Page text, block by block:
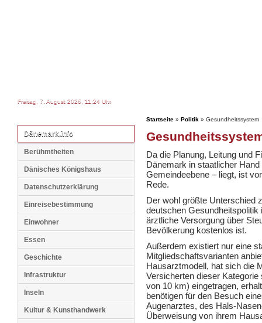
Freitag, 7. August 2026, 11:24 Uhr
Dänemark.info
Berühmtheiten
Dänisches Königshaus
Datenschutzerklärung
Einreisebestimmung
Einwohner
Essen
Geschichte
Infrastruktur
Inseln
Kultur & Kunsthandwerk
Startseite » Politik » Gesundheitssystem
Da die Planung, Leitung und
Dänemark in staatlicher
Gemeindeebene – liegt, ist
Rede.
Der wohl größte Unterschied
deutschen
ärztliche Versorgung über
Bevölkerung kostenlos ist.
Außerdem existiert nur eine
Mitgliedschaftsvarianten
Hausarztmodell, hat sich die
Versicherten dieser
von 10 km) eingetragen,
benötigen für den Besuch
Augenarztes, des Hals-
Überweisung von ihrem